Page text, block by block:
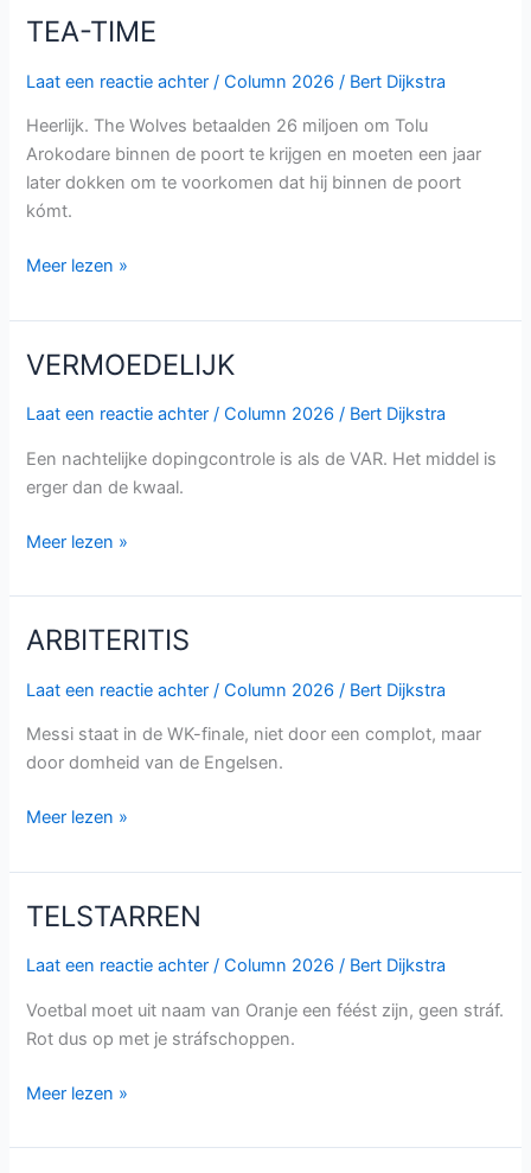
TEA-TIME
Laat een reactie achter /Column 2026 / Bert Dijkstra
Heerlijk. The Wolves betaalden 26 miljoen om Tolu
Arokodare binnen de poort te krijgen en moeten een jaar
later dokken om te voorkomen dat hij binnen de poort
kómt.
TEA-
Meer lezen »
VERMOEDELIJK
Laat een reactie achter /Column 2026 / Bert Dijkstra
Een nachtelijke dopingcontrole is als de VAR. Het middel is
erger dan de kwaal.
VERMOEDELIJK
Meer lezen »
ARBITERITIS
Laat een reactie achter /Column 2026 / Bert Dijkstra
Messi staat in de WK-finale, niet door een complot, maar
door domheid van de Engelsen.
ARBITERITIS
Meer lezen »
TELSTARREN
Laat een reactie achter /Column 2026 / Bert Dijkstra
Voetbal moet uit naam van Oranje een féést zijn, geen stráf.
Rot dus op met je stráfschoppen.
TELSTARREN
Meer lezen »